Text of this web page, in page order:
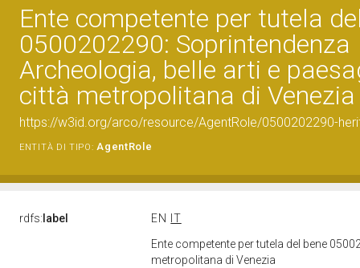
Ente competente per tutela
0500202290: Soprintendenza
Archeologia, belle arti e
città metropolitana di Venezia
https://w3id.org/arco/resource/AgentRole/0500202290-
ENTITÀ DI TIPO: AgentRole
rdfs: label EN
IT
Ente competente per tutela del bene
metropolitana di Venezia